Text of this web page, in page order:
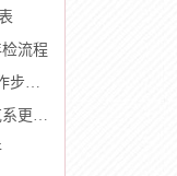
流程
MIUI11降级到MIUI10的操作步骤（米6）
科鲁兹、英朗等雪佛兰别克系更换车钥匙壳